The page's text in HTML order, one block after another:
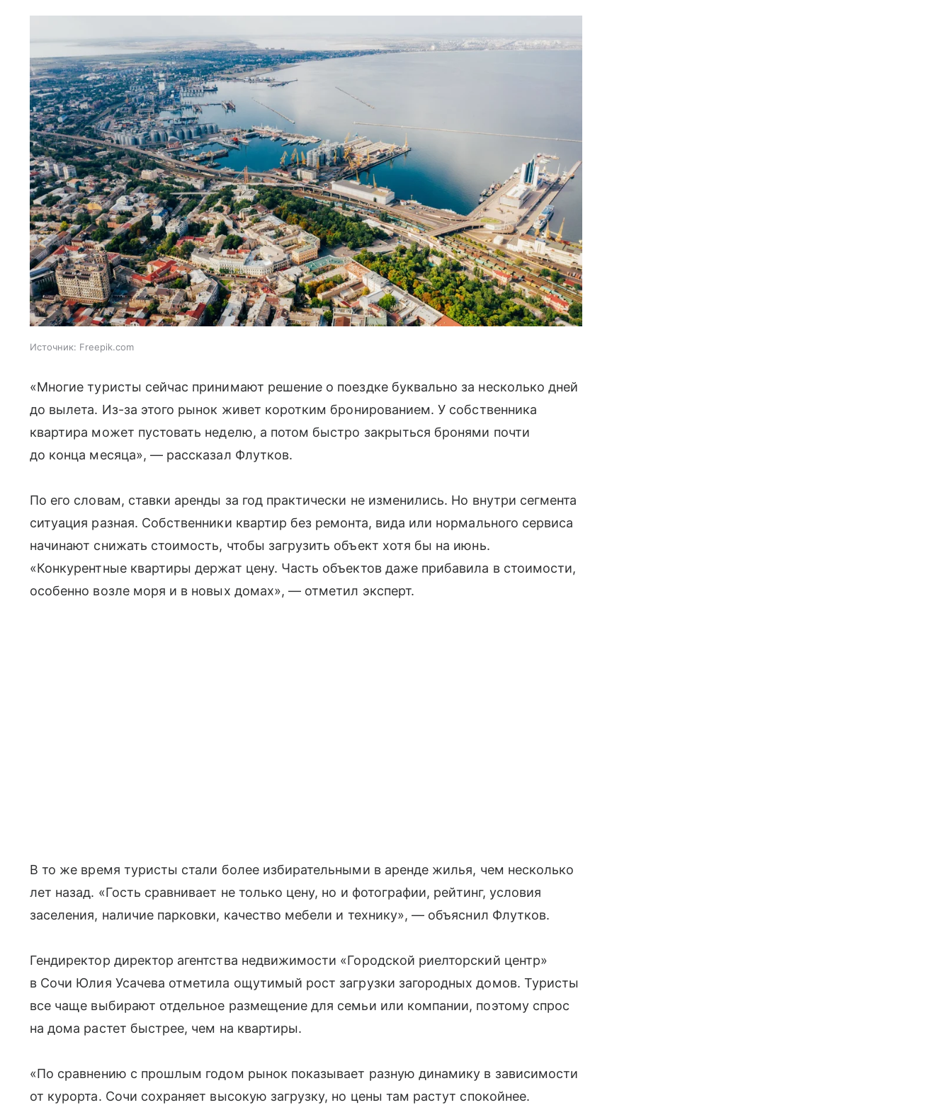
Источник: Freepik.com
«Многие туристы сейчас принимают решение о поездке буквально за несколько дней
до вылета. Из-за этого рынок живет коротким бронированием. У собственника
квартира может пустовать неделю, а потом быстро закрыться бронями почти
до конца месяца», — рассказал Флутков.
По его словам, ставки аренды за год практически не изменились. Но внутри сегмента
ситуация разная. Собственники квартир без ремонта, вида или нормального сервиса
начинают снижать стоимость, чтобы загрузить объект хотя бы на июнь.
«Конкурентные квартиры держат цену. Часть объектов даже прибавила в стоимости,
особенно возле моря и в новых домах», — отметил эксперт.
В то же время туристы стали более избирательными в аренде жилья, чем несколько
лет назад. «Гость сравнивает не только цену, но и фотографии, рейтинг, условия
заселения, наличие парковки, качество мебели и технику», — объяснил Флутков.
Гендиректор директор агентства недвижимости «Городской риелторский центр»
в Сочи Юлия Усачева отметила ощутимый рост загрузки загородных домов. Туристы
все чаще выбирают отдельное размещение для семьи или компании, поэтому спрос
на дома растет быстрее, чем на квартиры.
«По сравнению с прошлым годом рынок показывает разную динамику в зависимости
от курорта. Сочи сохраняет высокую загрузку, но цены там растут спокойнее.